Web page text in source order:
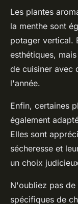
Les plantes
la menthe sont
potager vertical.
esthétiques,
de cuisiner avec
l'année.
Enfin, certaines
également
Elles sont
sécheresse et
un choix
N'oubliez pas
spécifiques de